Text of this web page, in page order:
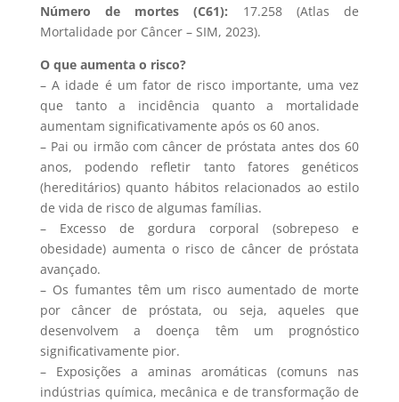
Número de mortes (C61): 17.258 (Atlas de
Mortalidade por Câncer – SIM, 2023).
O que aumenta o risco?
– A idade é um fator de risco importante, uma vez
que tanto a incidência quanto a mortalidade
aumentam significativamente após os 60 anos.
– Pai ou irmão com câncer de próstata antes dos 60
anos, podendo refletir tanto fatores genéticos
(hereditários) quanto hábitos relacionados ao estilo
de vida de risco de algumas famílias.
– Excesso de gordura corporal (sobrepeso e
obesidade) aumenta o risco de câncer de próstata
avançado.
– Os fumantes têm um risco aumentado de morte
por câncer de próstata, ou seja, aqueles que
desenvolvem a doença têm um prognóstico
significativamente pior.
– Exposições a aminas aromáticas (comuns nas
indústrias química, mecânica e de transformação de